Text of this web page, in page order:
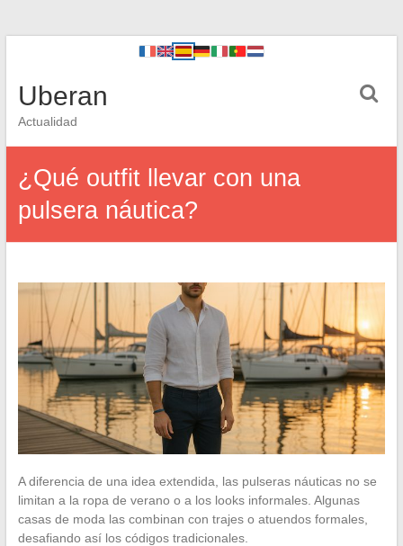
Uberan
Actualidad
¿Qué outfit llevar con una
pulsera náutica?
A diferencia de una idea extendida, las pulseras náuticas no se
limitan a la ropa de verano o a los looks informales. Algunas
casas de moda las combinan con trajes o atuendos formales,
desafiando así los códigos tradicionales.